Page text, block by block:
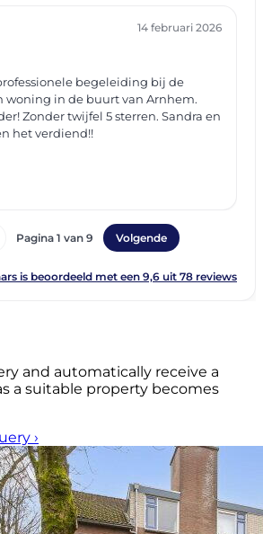
and automatically receive a
a suitable property becomes
›